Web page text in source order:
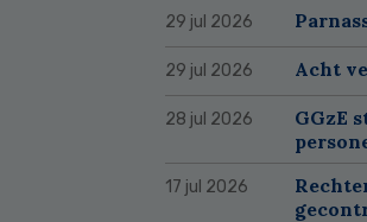
29 jul 2026
29 jul 2026 Acht
28 jul 2026
GGzE
17 jul 2026